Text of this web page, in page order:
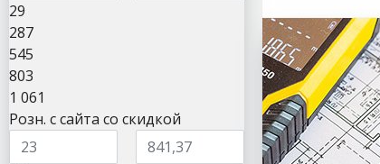
29
287
545
803
1 061
Розн. с сайта со скидкой